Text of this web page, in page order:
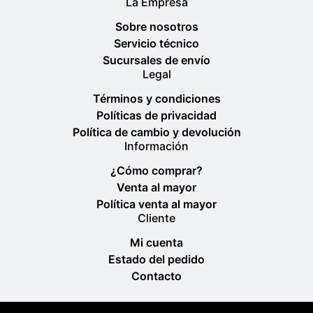
Sobre nosotros
Servicio técnico
Sucursales de envío
Legal
Términos y condiciones
Políticas de privacidad
Política de cambio y devolución
Información
¿Cómo comprar?
Venta al mayor
Política venta al mayor
Cliente
Mi cuenta
Estado del pedido
Contacto